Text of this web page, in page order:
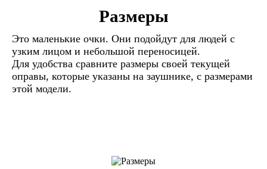
Размеры
Это маленькие очки. Они подойдут для людей с
узким лицом и небольшой переносицей.
Для удобства сравните размеры своей текущей
оправы, которые указаны на заушнике, с размерами
этой модели.